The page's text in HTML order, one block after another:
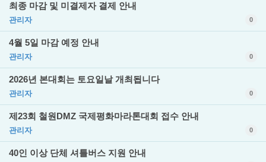
최종 마감 및 미결제자 결제 안내
관리자 0
4월 5일 마감 예정 안내
관리자 0
2026년 본대회는 토요일날 개최됩니다
관리자 0
제23회 철원DMZ 국제평화마라톤대회 접수 안내
관리자 0
40인 이상 단체 셔틀버스 지원 안내